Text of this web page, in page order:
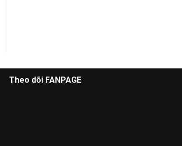
Theo dõi FANPAGE